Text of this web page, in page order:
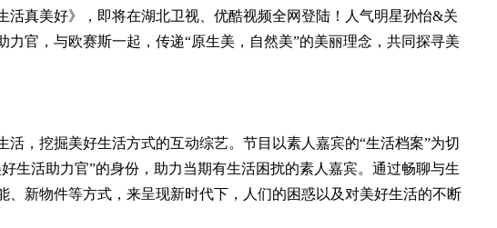
活真美好》，即将在湖北卫视、优酷视频全网登陆！人气明星孙怡&关
官，与欧赛斯一起，传递“原生美，自然美”的美丽理念，共同探寻美
活，挖掘美好生活方式的互动综艺。节目以素人嘉宾的“生活档案”为切
生活助力官”的身份，助力当期有生活困扰的素人嘉宾。通过畅聊与生
、新物件等方式，来呈现新时代下，人们的困惑以及对美好生活的不断